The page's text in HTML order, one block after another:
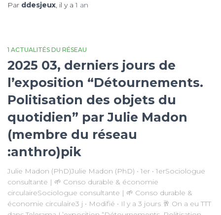
Par ddesjeux, il y a1 an
1 ACTUALITÉS DU RÉSEAU
2025 03, derniers jours de
l’exposition “Détournements.
Politisation des objets du
quotidien” par Julie Madon
(membre du réseau
:anthro)pik
Julie Madon (PhD)Julie Madon (PhD) • 1er • 1erSociologue
consultante | 🌱 Conso durable & économie
circulaireSociologue consultante | 🌱 Conso durable &
économie circulaire3 j • Modifié • Il y a 3 jours 🥂 On a eu TTT